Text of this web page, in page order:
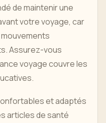
de maintenir une
votre voyage, car
mouvements
Assurez-vous
voyage couvre les
et adaptés
articles de santé